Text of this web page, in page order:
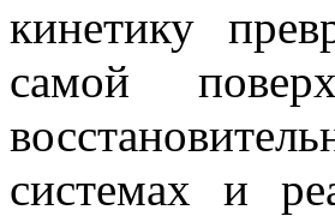
кинетику
самой
системах и